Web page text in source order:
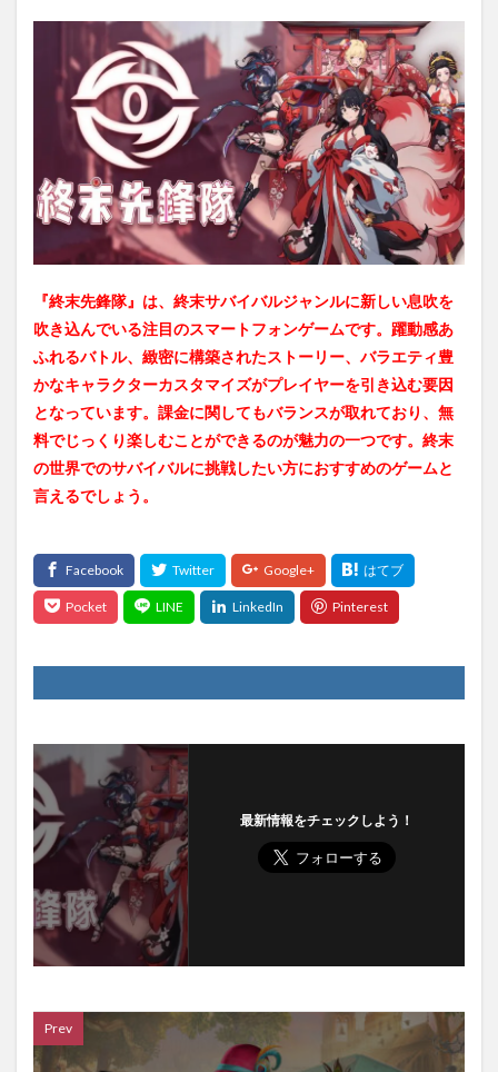
『終末先鋒隊』は、終末サバイバルジャンルに新しい息吹を
吹き込んでいる注目のスマートフォンゲームです。躍動感あ
ふれるバトル、緻密に構築されたストーリー、バラエティ豊
かなキャラクターカスタマイズがプレイヤーを引き込む要因
となっています。課金に関してもバランスが取れており、無
料でじっくり楽しむことができるのが魅力の一つです。終末
の世界でのサバイバルに挑戦したい方におすすめのゲームと
言えるでしょう。
最新情報をチェックしよう！
Prev